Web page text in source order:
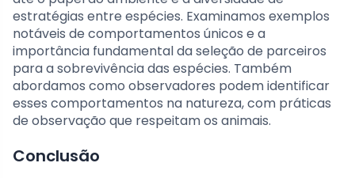
estratégias entre espécies. Examinamos exemplos
notáveis de comportamentos únicos e a
importância fundamental da seleção de parceiros
para a sobrevivência das espécies. Também
abordamos como observadores podem identificar
esses comportamentos na natureza, com práticas
de observação que respeitam os animais.
Conclusão